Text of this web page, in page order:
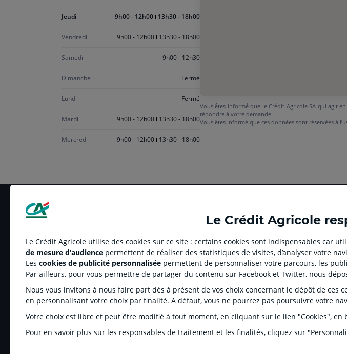
Le Crédit Agricole
Le Crédit Agricole utilise des cookies sur ce site : certains cookies sont indispensables car
de mesure d'audience permettent de réaliser des statistiques de visites, d’analyser votre
Les cookies de publicité personnalisée permettent de personnaliser votre parcours, les
Par ailleurs, pour vous permettre de partager du contenu sur Facebook et Twitter, nous
Nous vous invitons à nous faire part dès à présent de vos choix concernant le dépôt de
en personnalisant votre choix par finalité. A défaut, vous ne pourrez pas poursuivre votre
Votre choix est libre et peut être modifié à tout moment, en cliquant sur le lien "Cookies", en
Pour en savoir plus sur les responsables de traitement et les finalités, cliquez sur
JeudiAujourd'hui
9h00 - 12h00 13h30 - 18h00
Vendredi 9h00 - 12h00 13h30 - 18h00
Samedi 9h00 - 12h30
Dimanche Fermé
Lundi Fermé
Mardi 9h00 - 12h00 13h30 - 18h00
Mercredi 9h00 - 12h00 13h30 - 18h00
Vous êtes informé que le Crédit Agricole SA qui agit
répondre à votre demande.
Vous êtes informé que ces données sont réservées à
Ouvert
dans
un
nouvel
onglet
:
aller
sur
la
page
facebook
dans
un
:
Aller
sur
la
page
:
LE CREDIT AGRICOLE
Banque coopérative
Charte éthique
Groupe Crédit Agricole
Recrutement
RELATION BANQUE CLIENT
Réclamation et médiation
Informations réglementaires
Fonds de Garantie des Dépôts et de Résolution (FGDR)
Rétractation-Résiliation